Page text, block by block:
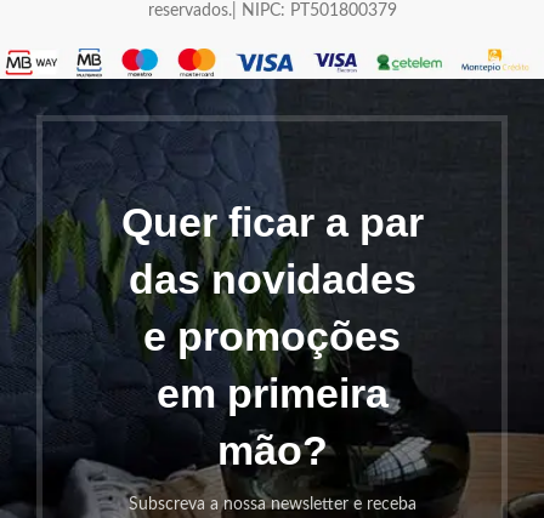
reservados.| NIPC: PT501800379
Quer ficar a par
das novidades
e promoções
em primeira
mão?
Subscreva a nossa newsletter e receba